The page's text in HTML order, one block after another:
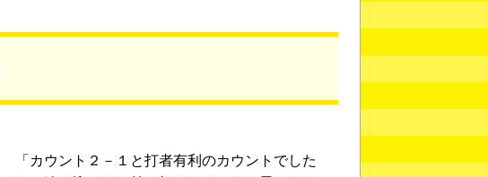
「カウント２－１と打者有利のカウントでした